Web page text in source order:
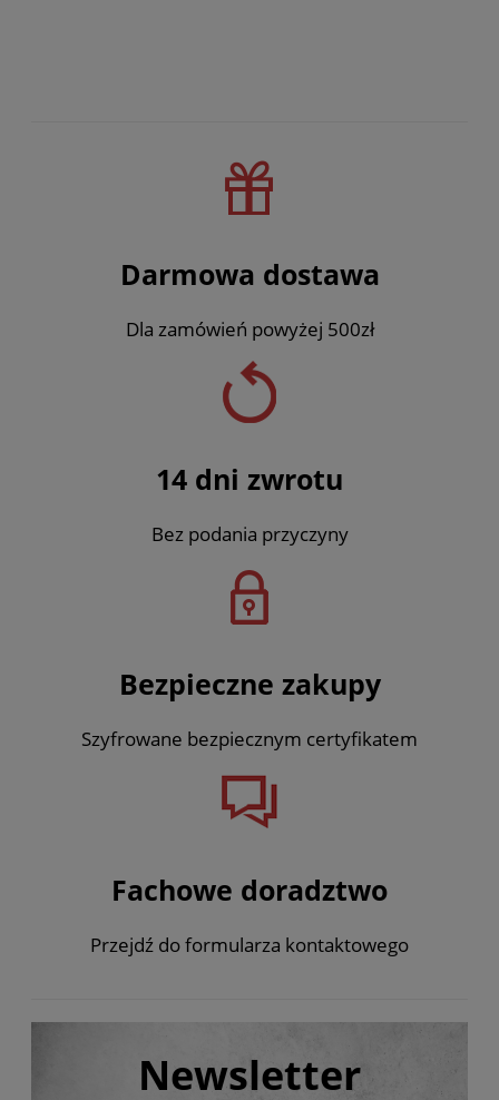
Darmowa dostawa
Dla zamówień powyżej 500zł
14 dni zwrotu
Bez podania przyczyny
Bezpieczne zakupy
Szyfrowane bezpiecznym certyfikatem
Fachowe doradztwo
Przejdź do formularza kontaktowego
Newsletter